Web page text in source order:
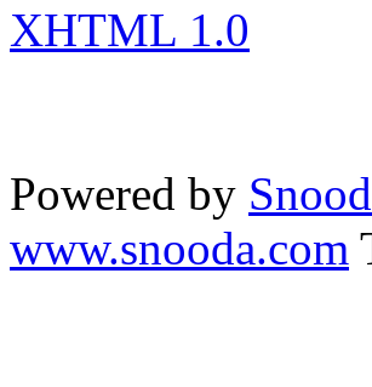
XHTML 1.0
Powered by
www.snooda.com